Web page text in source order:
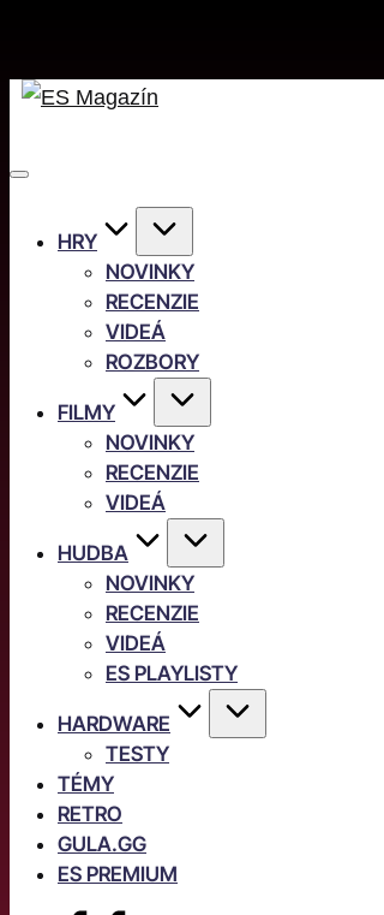
HRY
NOVINKY
RECENZIE
VIDEÁ
ROZBORY
FILMY
NOVINKY
RECENZIE
VIDEÁ
HUDBA
NOVINKY
RECENZIE
VIDEÁ
ES PLAYLISTY
HARDWARE
TESTY
TÉMY
RETRO
GULA.GG
ES PREMIUM